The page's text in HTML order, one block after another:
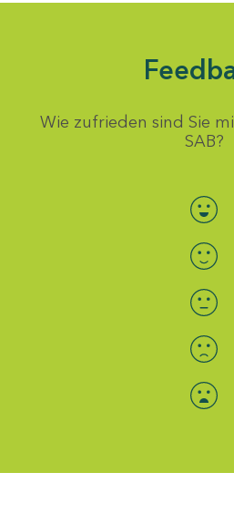
Wie zufrieden sind Sie
SAB?